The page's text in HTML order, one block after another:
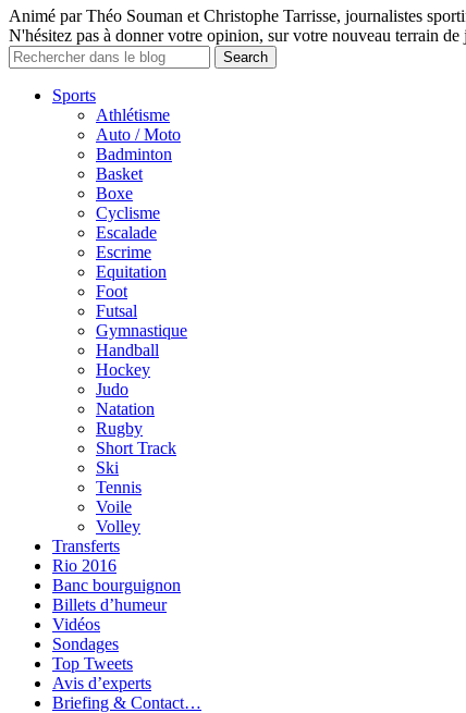
Animé par Théo Souman et Christophe Tarrisse, journalistes
N'hésitez pas à donner votre opinion, sur votre nouveau terrain de
Sports
Athlétisme
Auto / Moto
Badminton
Basket
Boxe
Cyclisme
Escalade
Escrime
Equitation
Foot
Futsal
Gymnastique
Handball
Hockey
Judo
Natation
Rugby
Short Track
Ski
Tennis
Voile
Volley
Transferts
Rio 2016
Banc bourguignon
Billets d’humeur
Vidéos
Sondages
Top Tweets
Avis d’experts
Briefing & Contact…